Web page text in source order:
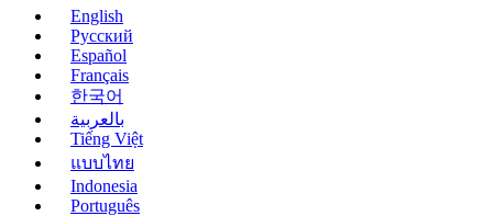
English
Русский
Español
Français
한국어
بالعربية
Tiếng Việt
แบบไทย
Indonesia
Português